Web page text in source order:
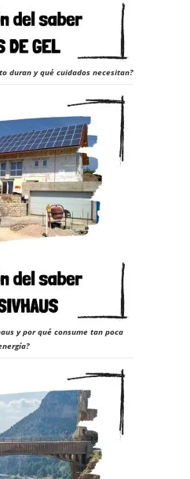
duran y qué cuidados necesitan?
y por qué consume tan poca